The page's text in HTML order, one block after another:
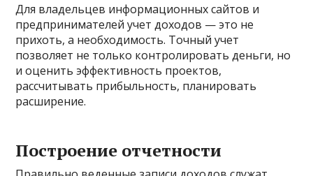
Для владельцев информационных сайтов и
предпринимателей учет доходов — это не
прихоть, а необходимость. Точный учет
позволяет не только контролировать деньги, но
и оценить эффективность проектов,
рассчитывать прибыльность, планировать
расширение.
Построение отчетности